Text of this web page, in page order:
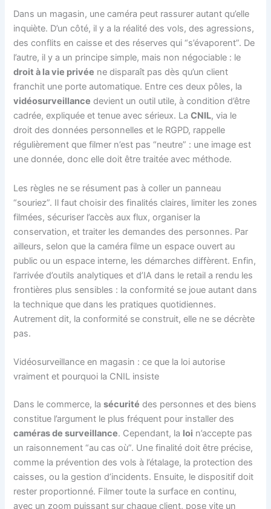
Dans un magasin, une caméra peut rassurer autant qu’elle
inquiète. D’un côté, il y a la réalité des vols, des agressions,
des conflits en caisse et des réserves qui “s’évaporent”. De
l’autre, il y a un principe simple, mais non négociable : le
droit à la vie privée ne disparaît pas dès qu’un client
franchit une porte automatique. Entre ces deux pôles, la
vidéosurveillance devient un outil utile, à condition d’être
cadrée, expliquée et tenue avec sérieux. LaCNIL, via le
droit des données personnelles et le RGPD, rappelle
régulièrement que filmer n’est pas “neutre” : une image est
une donnée, donc elle doit être traitée avec méthode.
Les règles ne se résument pas à coller un panneau
“souriez”. Il faut choisir des finalités claires, limiter les zones
filmées, sécuriser l’accès aux flux, organiser la
conservation, et traiter les demandes des personnes. Par
ailleurs, selon que la caméra filme un espace ouvert au
public ou un espace interne, les démarches diffèrent. Enfin,
l’arrivée d’outils analytiques et d’IA dans le retail a rendu les
frontières plus sensibles : la conformité se joue autant dans
la technique que dans les pratiques quotidiennes.
Autrement dit, la conformité se construit, elle ne se décrète
pas.
Vidéosurveillance en magasin : ce que la loi autorise
vraiment et pourquoi la CNIL insiste
Dans le commerce, lasécurité des personnes et des biens
constitue l’argument le plus fréquent pour installer des
caméras de surveillance. Cependant, la loi n’accepte pas
un raisonnement “au cas où”. Une finalité doit être précise,
comme la prévention des vols à l’étalage, la protection des
caisses, ou la gestion d’incidents. Ensuite, le dispositif doit
rester proportionné. Filmer toute la surface en continu,
avec un zoom puissant sur chaque client, pose vite un